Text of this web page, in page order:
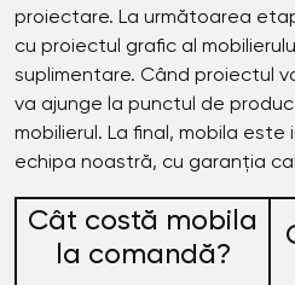
proiectare. La următoarea
cu proiectul grafic al
suplimentare. Când proiectul
va ajunge la punctul de
mobilierul. La final, mobila
echipa noastră, cu garanția
Cât costă mobila
la comandă?